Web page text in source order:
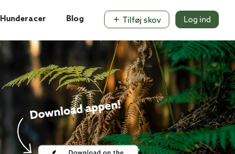
Hunderacer Blog Tilføj skov Log ind